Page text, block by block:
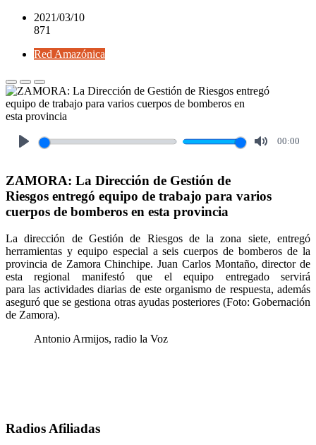
2021/03/10
871
Red Amazónica
00:00
ZAMORA: La Dirección de Gestión de
Riesgos entregó equipo de trabajo para varios
cuerpos de bomberos en esta provincia
La dirección de Gestión de Riesgos de la zona siete, entregó
herramientas y equipo especial a seis cuerpos de bomberos de la
provincia de Zamora Chinchipe. Juan Carlos Montaño, director de
esta regional manifestó que el equipo entregado servirá
para las actividades diarias de este organismo de respuesta, además
aseguró que se gestiona otras ayudas posteriores (Foto: Gobernación
de Zamora).
Antonio Armijos, radio la Voz
Radios Afiliadas